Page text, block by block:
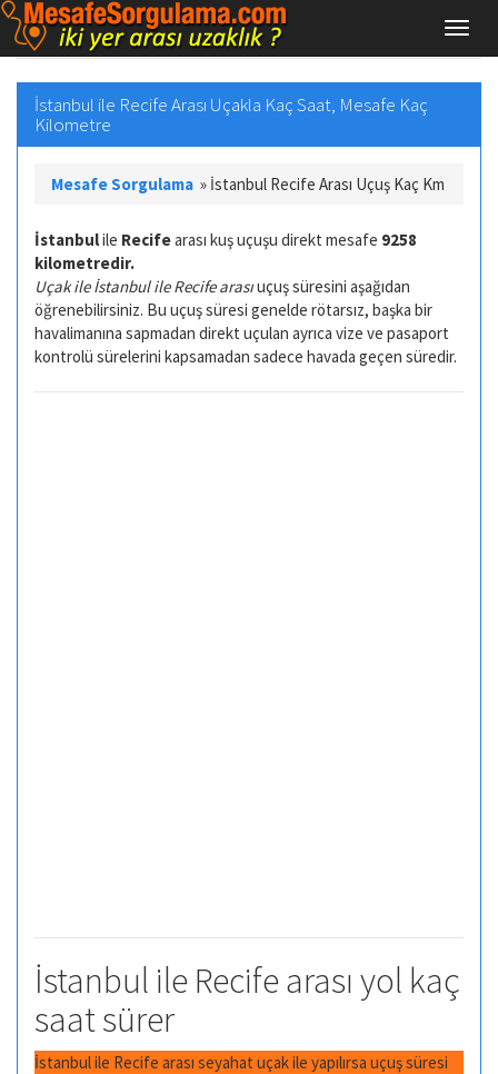
İstanbul ile Recife Arası Uçakla Kaç Saat, Mesafe Kaç
Kilometre
Mesafe Sorgulama » İstanbul Recife Arası Uçuş Kaç Km
İstanbulile Recifearası kuş uçuşu direkt mesafe 9258
kilometredir.
Uçak ile İstanbul ile Recife arasıuçuş süresini aşağıdan
öğrenebilirsiniz. Bu uçuş süresi genelde rötarsız, başka bir
havalimanına sapmadan direkt uçulan ayrıca vize ve pasaport
kontrolü sürelerini kapsamadan sadece havada geçen süredir.
İstanbul ile Recife arası yol kaç
saat sürer
İstanbul ile Recife arası seyahat uçak ile yapılırsa uçuş süresi